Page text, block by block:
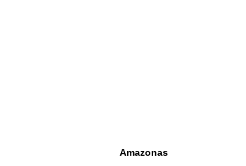
Amazonas